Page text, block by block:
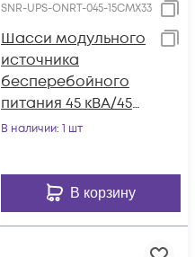
SNR-UPS-ONRT-045-15CMX33
Шасси модульного
источника
бесперебойного
питания 45 кВА/45
кВт серии СМ, 3
кВт (SNR-UPS-ONRT-
045-15CMX33)
В наличии: 1 шт
В корзину